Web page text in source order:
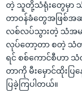
တဲ့ သူတို့သံရုံးတွေမှာ
တာဝန်ခံတွေအဖြစ်အဆ
လစ်လပ်သွားတဲ့ သံအမ
လုပ်တော့တာ စတဲ့ သံတ
ရင် စစ်ကောင်စီဟာ သံ
တာကို မီးမှောင်ထိုးပ
ပြခဲ့ကြပါတယ်။